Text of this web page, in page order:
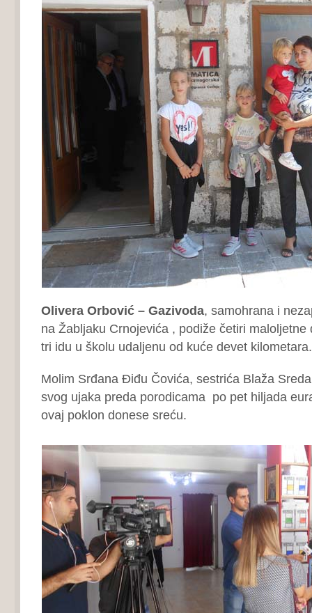
Olivera Orbović – Gazivoda, samohrana i
na Žabljaku Crnojevića , podiže četiri maloljetne
tri idu u školu udaljenu od kuće devet kilometara.
Molim Srđana Điđu Čovića, sestrića Blaža
svog ujaka preda porodicama po pet hiljada
ovaj poklon donese sreću.